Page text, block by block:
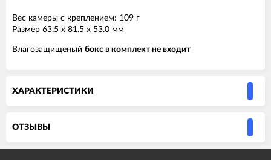
Вес камеры с креплением: 109 г
Размер 63.5 x 81.5 x 53.0 мм
Влагозащищеный бокс в комплект не входит
ХАРАКТЕРИСТИКИ
ОТЗЫВЫ